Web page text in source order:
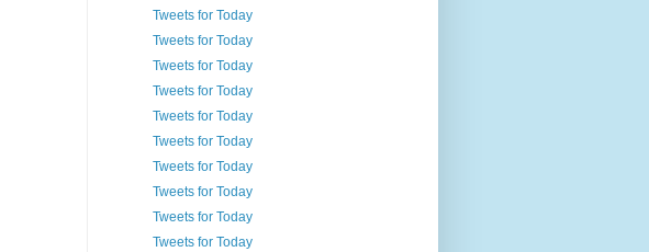
Tweets for Today
Tweets for Today
Tweets for Today
Tweets for Today
Tweets for Today
Tweets for Today
Tweets for Today
Tweets for Today
Tweets for Today
Tweets for Today